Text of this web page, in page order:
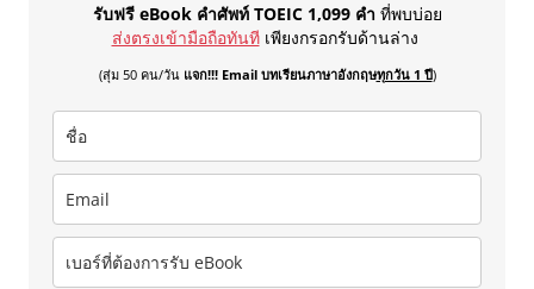
รับฟรี eBook คำศัพท์ TOEIC 1,099 คำ ที่พบบ่อย
ส่งตรงเข้ามือถือทันที เพียงกรอกรับด้านล่าง
(สุ่ม 50 คน/วัน แจก!!! Email บทเรียนภาษาอังกฤษทุกวัน 1 ปี)